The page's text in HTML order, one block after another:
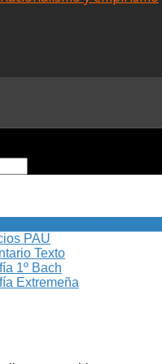
PAU
Texto
1º Bach
Extremeña